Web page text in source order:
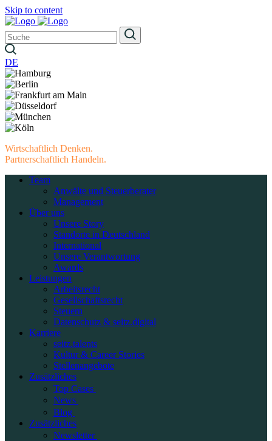
Skip to content
DE
Wirtschaftlich Denken.
Partnerschaftlich Handeln.
Team
Anwälte und Steuerberater
Management
Über uns
Unsere Story
Standorte in Deutschland
International
Unsere Verantwortung
Awards
Leistungen
Arbeitsrecht
Gesellschaftsrecht
Steuern
Datenschutz & seitz.digital
Karriere
seitz.talents
Kultur & Career Stories
Stellenangebote
Zusätzliches
Top Cases
News
Blog
Zusätzliches
Newsletter